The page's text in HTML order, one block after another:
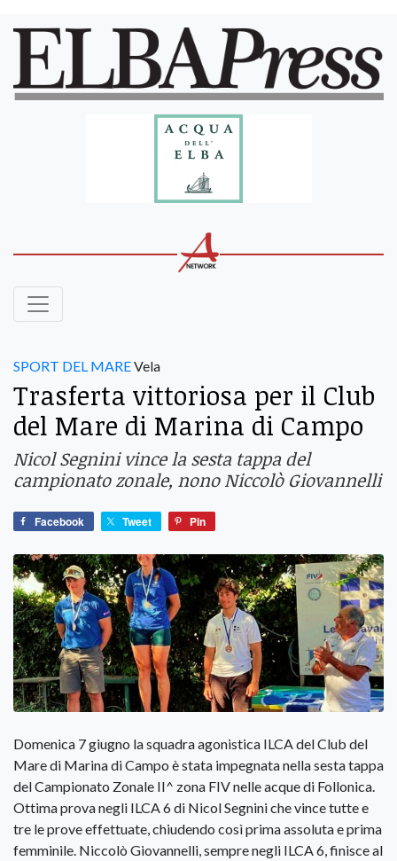
SPORT DEL MAREVela
Trasferta vittoriosa per il Club
del Mare di Marina di Campo
Nicol Segnini vince la sesta tappa del
campionato zonale, nono Niccolò Giovannelli
Facebook Tweet Pin
Domenica 7 giugno la squadra agonistica ILCA del Club del
Mare di Marina di Campo è stata impegnata nella sesta tappa
del Campionato Zonale II^ zona FIV nelle acque di Follonica.
Ottima prova negli ILCA 6 di Nicol Segnini che vince tutte e
tre le prove effettuate, chiudendo così prima assoluta e prima
femminile. Niccolò Giovannelli, sempre negli ILCA 6, finisce al